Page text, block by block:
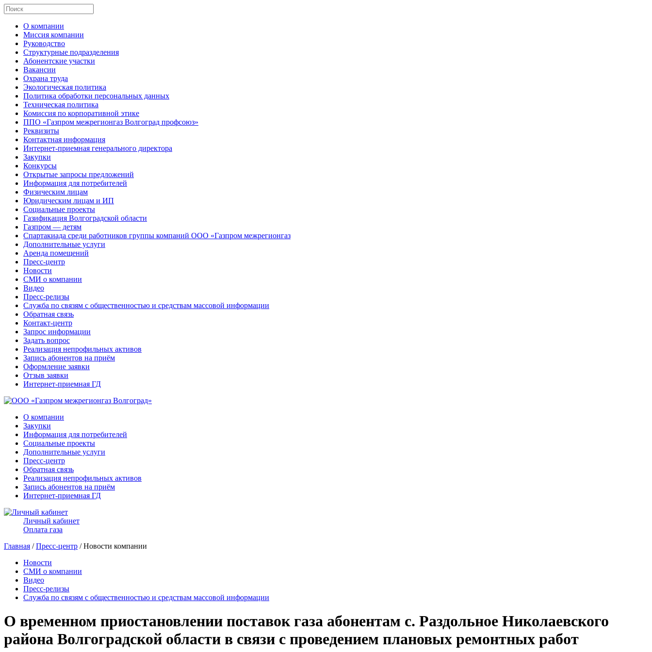
О компании
Миссия компании
Руководство
Структурные подразделения
Абонентские участки
Вакансии
Охрана труда
Экологическая политика
Политика обработки персональных данных
Техническая политика
Комиссия по корпоративной этике
ППО «Газпром межрегионгаз Волгоград профсоюз»
Реквизиты
Контактная информация
Интернет-приемная генерального директора
Закупки
Конкурсы
Открытые запросы предложений
Информация для потребителей
Физическим лицам
Юридическим лицам и ИП
Социальные проекты
Газификация Волгоградской области
Газпром — детям
Спартакиада среди работников группы компаний ООО «Газпром межрегионгаз
Дополнительные услуги
Аренда помещений
Пресс-центр
Новости
СМИ о компании
Видео
Пресс-релизы
Служба по связям с общественностью и средствам массовой информации
Обратная связь
Контакт-центр
Запрос информации
Задать вопрос
Реализация непрофильных активов
Запись абонентов на приём
Оформление заявки
Отзыв заявки
Интернет-приемная ГД
О компании
Закупки
Информация для потребителей
Социальные проекты
Дополнительные услуги
Пресс-центр
Обратная связь
Реализация непрофильных активов
Запись абонентов на приём
Интернет-приемная ГД
Личный кабинет
Оплата газа
Главная /Пресс-центр / Новости компании
Новости
СМИ о компании
Видео
Пресс-релизы
Служба по связям с общественностью и средствам массовой информации
О временном приостановлении поставок газа абонентам с. Раздольное Николаевского
района Волгоградской области в связи с проведением плановых ремонтных работ